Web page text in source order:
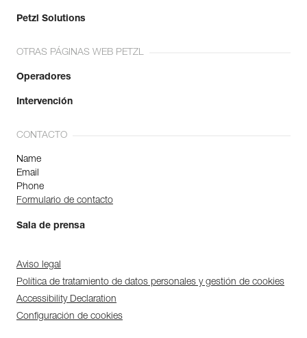
Petzl Solutions
OTRAS PÁGINAS WEB PETZL
Operadores
Intervención
CONTACTO
Name
Email
Phone
Formulario de contacto
Sala de prensa
Aviso legal
Política de tratamiento de datos personales y gestión de cookies
Accessibility Declaration
Configuración de cookies